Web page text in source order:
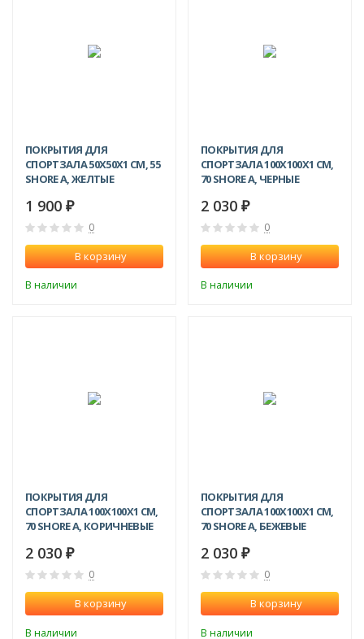
ПОКРЫТИЯ ДЛЯ
СПОРТЗАЛА 50Х50X1 СМ, 55
SHORE A, ЖЕЛТЫЕ
1 900 ₽
0
В корзину
В наличии
ПОКРЫТИЯ ДЛЯ
СПОРТЗАЛА 100Х100X1 СМ,
70 SHORE A, ЧЕРНЫЕ
2 030 ₽
0
В корзину
В наличии
ПОКРЫТИЯ ДЛЯ
СПОРТЗАЛА 100Х100X1 СМ,
70 SHORE A, КОРИЧНЕВЫЕ
2 030 ₽
0
В корзину
В наличии
ПОКРЫТИЯ ДЛЯ
СПОРТЗАЛА 100Х100X1 СМ,
70 SHORE A, БЕЖЕВЫЕ
2 030 ₽
0
В корзину
В наличии